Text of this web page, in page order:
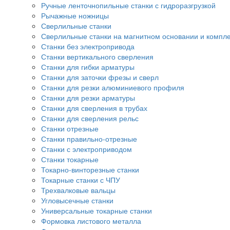
Ручные ленточнопильные станки с гидроразгрузкой
Рычажные ножницы
Сверлильные станки
Сверлильные станки на магнитном основании и
Станки без электропривода
Станки вертикального сверления
Станки для гибки арматуры
Станки для заточки фрезы и сверл
Станки для резки алюминиевого профиля
Станки для резки арматуры
Станки для сверления в трубах
Станки для сверления рельс
Станки отрезные
Станки правильно-отрезные
Станки с электроприводом
Станки токарные
Токарно-винторезные станки
Токарные станки с ЧПУ
Трехвалковые вальцы
Угловысечные станки
Универсальные токарные станки
Формовка листового металла